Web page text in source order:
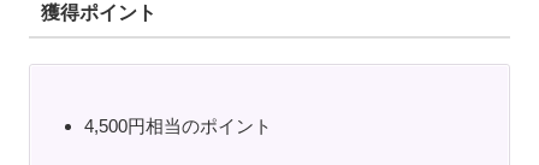
獲得ポイント
4,500円相当のポイント